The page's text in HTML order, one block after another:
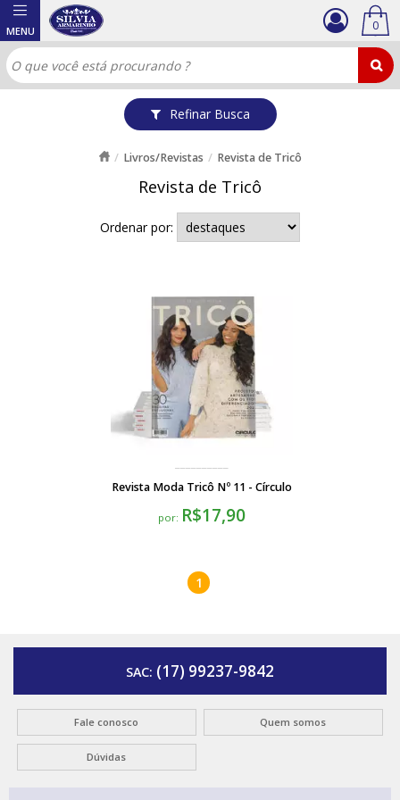
Refinar Busca
0
Livros/Revistas Revista de Tricô
Revista de Tricô
Ordenar por:
Revista Moda Tricô Nº 11 - Círculo
por: R$17,90
1
SAC: (17) 99237-9842
Fale conosco Quem somos
Dúvidas